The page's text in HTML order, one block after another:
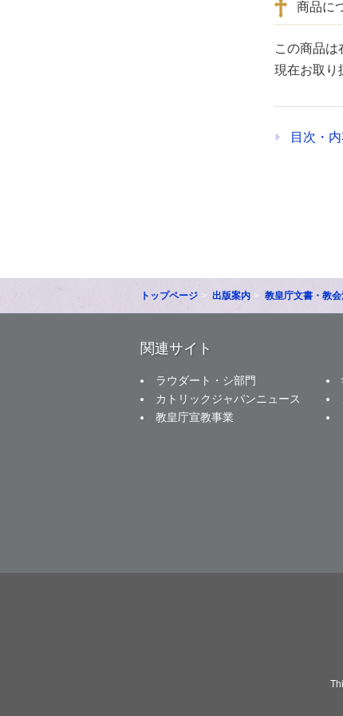
商品に
この商品は
現在お取り
目次・
トップページ 出版案内 教皇庁文書・教
関連サイト
ラウダート・シ部門
カトリックジャパンニュース
教皇庁宣教事業